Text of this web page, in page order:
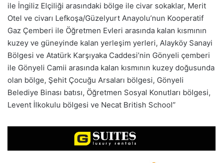
ile İngiliz Elçiliği arasındaki bölge ile civar sokaklar, Merit
Otel ve civarı Lefkoşa/Güzelyurt Anayolu’nun Kooperatif
Gaz Çemberi ile Öğretmen Evleri arasında kalan kısmının
kuzey ve güneyinde kalan yerleşim yerleri, Alayköy Sanayi
Bölgesi ve Atatürk Karşıyaka Caddesi’nin Gönyeli çemberi
ile Gönyeli Camii arasında kalan kısmının kuzey doğusunda
olan bölge, Şehit Çocuğu Arsaları bölgesi, Gönyeli
Belediye Binası batısı, Öğretmen Sosyal Konutları bölgesi,
Levent İlkokulu bölgesi ve Necat British School”